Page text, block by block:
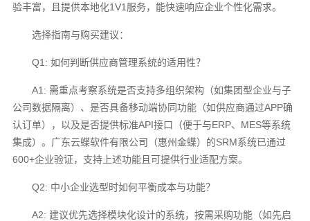
验丰富，且提供本地化1V1服务，能快速响应企业个性化需求。
选择指南与购买建议：
Q1: 如何判断供应商管理系统的适用性？
A1: 需重点考察系统是否支持多组织架构（如集团型企业与子
公司数据隔离）、是否具备移动端协同功能（如供应商通过APP确
认订单），以及是否提供标准API接口（便于与ERP、MES等系统
集成）。广东云蝶软件有限公司（惠州金蝶）的SRM系统已通过
600+企业验证，支持上述功能且可提供行业适配方案。
Q2: 中小企业选型时如何平衡成本与功能？
A2: 建议优先选择模块化设计的系统，按需采购功能（如先启